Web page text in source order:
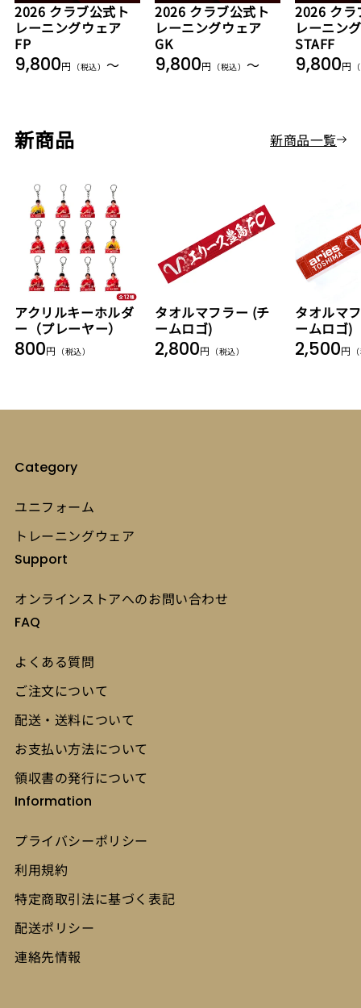
2026 クラブ公式ト
レーニングウェア
FP
通
9,800円 （税込） 〜
2026 クラブ公式ト
レーニングウェア
GK
通
9,800円 （税込） 〜
2026 クラ
レーニン
STAFF
通
9,800円
新商品 新商品一覧
アクリルキーホルダ
ー（プレーヤー）
通
800円 （税込）
タオルマフラー (チ
ームロゴ)
通
2,800円 （税込）
タオルマ
ームロゴ)
通
2,500円
Category
ユニフォーム
トレーニングウェア
Support
オンラインストアへのお問い合わせ
FAQ
よくある質問
ご注文について
配送・送料について
お支払い方法について
領収書の発行について
Information
プライバシーポリシー
利用規約
特定商取引法に基づく表記
配送ポリシー
連絡先情報